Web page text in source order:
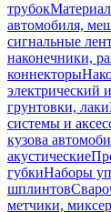
трубок
автомобиля,
сигнальные
наконечники,
коннекторы
электрический
грунтовки, лаки
системы и
кузова
акустические
губкиНаборы
шплинтов
метчики,